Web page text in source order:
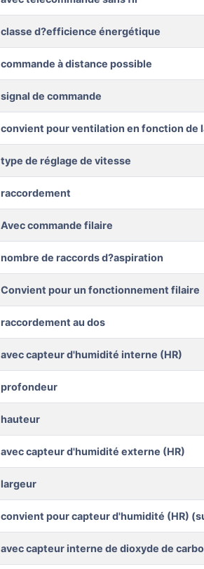
classe d?efficience énergétique
commande à distance possible
signal de commande
convient pour ventilation en fonction de
type de réglage de vitesse
raccordement
Avec commande filaire
nombre de raccords d?aspiration
Convient pour un fonctionnement filaire
raccordement au dos
avec capteur d'humidité interne (HR)
profondeur
hauteur
avec capteur d'humidité externe (HR)
largeur
convient pour capteur d'humidité (HR)
avec capteur interne de dioxyde de